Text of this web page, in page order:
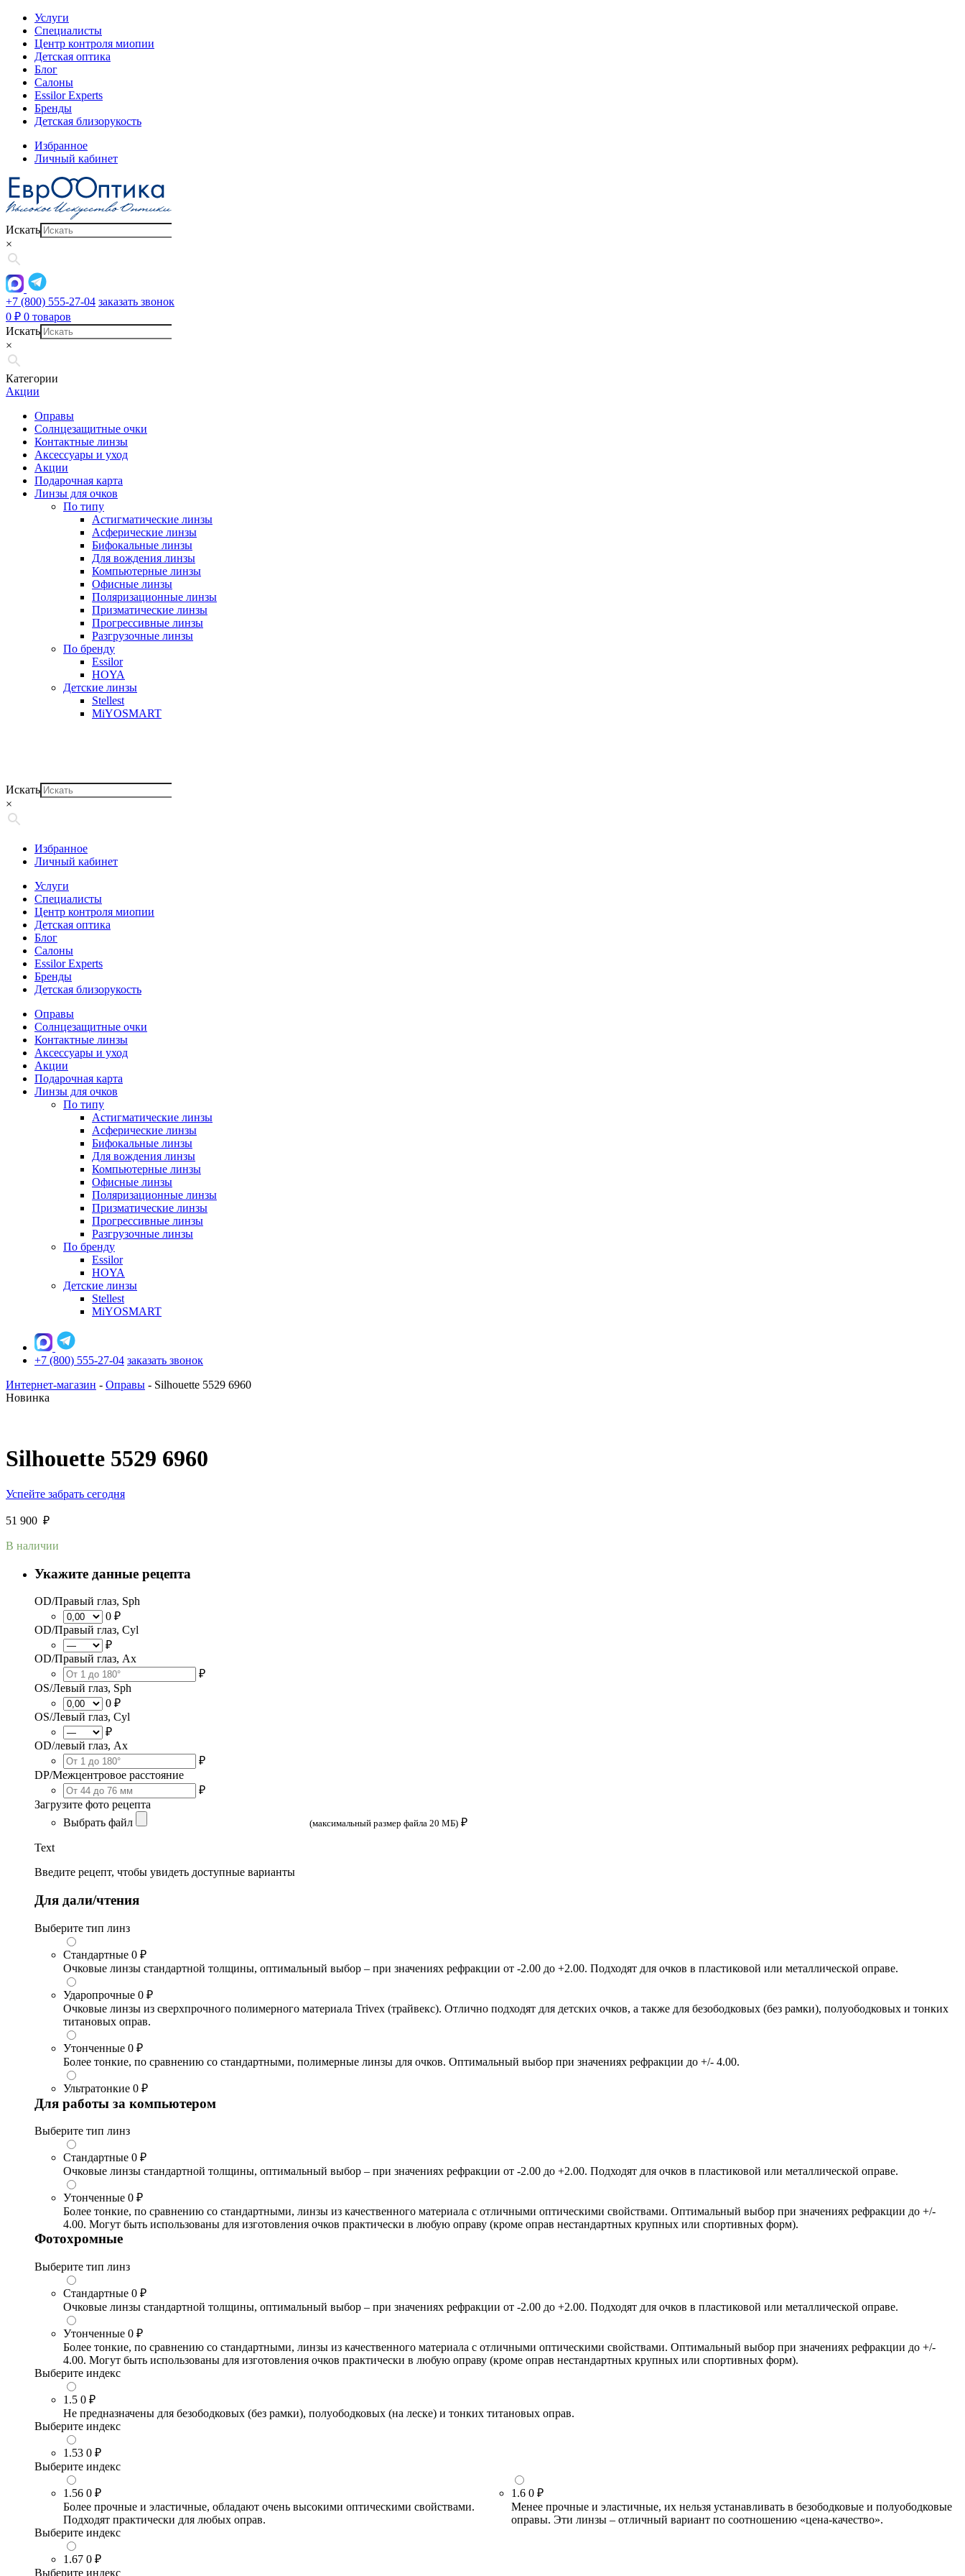
Услуги
Специалисты
Центр контроля миопии
Детская оптика
Блог
Салоны
Essilor Experts
Бренды
Детская близорукость
Избранное
Личный кабинет
Искать
×
+7 (800) 555-27-04 заказать звонок
0 ₽ 0 товаров
Искать
×
Категории
Акции
Оправы
Солнцезащитные очки
Контактные линзы
Аксессуары и уход
Акции
Подарочная карта
Линзы для очков
По типу
Астигматические линзы
Асферические линзы
Бифокальные линзы
Для вождения линзы
Компьютерные линзы
Офисные линзы
Поляризационные линзы
Призматические линзы
Прогрессивные линзы
Разгрузочные линзы
По бренду
Essilor
HOYA
Детские линзы
Stellest
MiYOSMART
Искать
×
Избранное
Личный кабинет
Услуги
Специалисты
Центр контроля миопии
Детская оптика
Блог
Салоны
Essilor Experts
Бренды
Детская близорукость
Оправы
Солнцезащитные очки
Контактные линзы
Аксессуары и уход
Акции
Подарочная карта
Линзы для очков
По типу
Астигматические линзы
Асферические линзы
Бифокальные линзы
Для вождения линзы
Компьютерные линзы
Офисные линзы
Поляризационные линзы
Призматические линзы
Прогрессивные линзы
Разгрузочные линзы
По бренду
Essilor
HOYA
Детские линзы
Stellest
MiYOSMART
+7 (800) 555-27-04 заказать звонок
Интернет-магазин - Оправы - Silhouette 5529 6960
Новинка
Silhouette 5529 6960
Успейте забрать сегодня
51 900 ₽
В наличии
Укажите данные рецепта
OD/Правый глаз, Sph
0 ₽
OD/Правый глаз, Cyl
₽
OD/Правый глаз, Ax
₽
OS/Левый глаз, Sph
0 ₽
OS/Левый глаз, Cyl
₽
OD/левый глаз, Ax
₽
DP/Межцентровое расстояние
₽
Загрузите фото рецепта
Выбрать файл
(максимальный размер файла 20 МБ) ₽
Text
Введите рецепт, чтобы увидеть доступные варианты
Для дали/чтения
Выберите тип линз
Стандартные 0 ₽
Очковые линзы стандартной толщины, оптимальный выбор – при значениях рефракции от -2.00 до +2.00. Подходят для очков в пластиковой или металлической оправе.
Ударопрочные 0 ₽
Очковые линзы из сверхпрочного полимерного материала Trivex (трайвекс). Отлично подходят для детских очков, а также для безободковых (без рамки), полуободковых и тонких
титановых оправ.
Утонченные 0 ₽
Более тонкие, по сравнению со стандартными, полимерные линзы для очков. Оптимальный выбор при значениях рефракции до +/- 4.00.
Ультратонкие 0 ₽
Для работы за компьютером
Выберите тип линз
Стандартные 0 ₽
Очковые линзы стандартной толщины, оптимальный выбор – при значениях рефракции от -2.00 до +2.00. Подходят для очков в пластиковой или металлической оправе.
Утонченные 0 ₽
Более тонкие, по сравнению со стандартными, линзы из качественного материала с отличными оптическими свойствами. Оптимальный выбор при значениях рефракции до +/-
4.00. Могут быть использованы для изготовления очков практически в любую оправу (кроме оправ нестандартных крупных или спортивных форм).
Фотохромные
Выберите тип линз
Стандартные 0 ₽
Очковые линзы стандартной толщины, оптимальный выбор – при значениях рефракции от -2.00 до +2.00. Подходят для очков в пластиковой или металлической оправе.
Утонченные 0 ₽
Более тонкие, по сравнению со стандартными, линзы из качественного материала с отличными оптическими свойствами. Оптимальный выбор при значениях рефракции до +/-
4.00. Могут быть использованы для изготовления очков практически в любую оправу (кроме оправ нестандартных крупных или спортивных форм).
Выберите индекс
1.5 0 ₽
Не предназначены для безободковых (без рамки), полуободковых (на леске) и тонких титановых оправ.
Выберите индекс
1.53 0 ₽
Выберите индекс
1.56 0 ₽
Более прочные и эластичные, обладают очень высокими оптическими свойствами.
Подходят практически для любых оправ.
1.6 0 ₽
Менее прочные и эластичные, их нельзя устанавливать в безободковые и полуободковые
оправы. Эти линзы – отличный вариант по соотношению «цена-качество».
Выберите индекс
1.67 0 ₽
Выберите индекс